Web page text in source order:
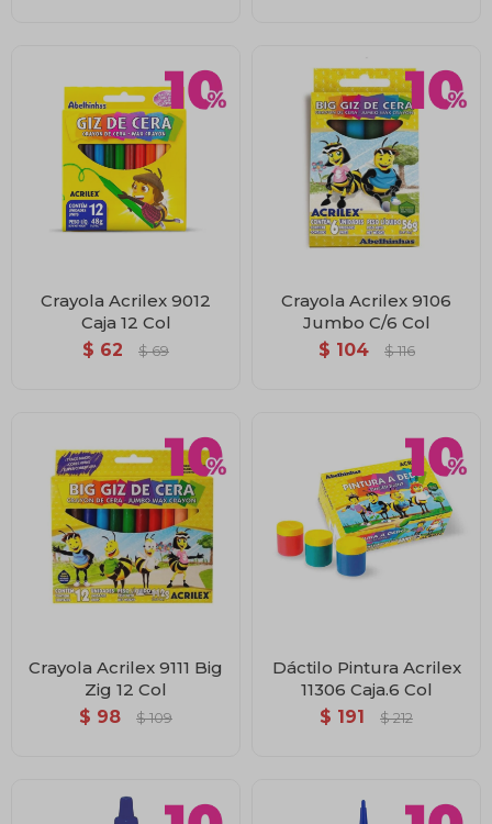
Crayola Acrilex 9012
Caja 12 Col
$ 62 $ 69
Crayola Acrilex 9106
Jumbo C/6 Col
$ 104 $ 116
Crayola Acrilex 9111 Big
Zig 12 Col
$ 98 $ 109
Dáctilo Pintura Acrilex
11306 Caja.6 Col
$ 191 $ 212